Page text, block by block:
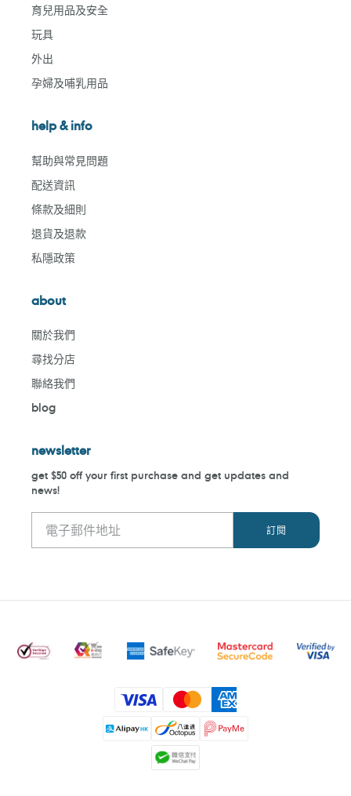
育兒用品及安全
玩具
外出
孕婦及哺乳用品
help & info
幫助與常見問題
配送資訊
條款及細則
退貨及退款
私隱政策
about
關於我們
尋找分店
聯絡我們
blog
newsletter
get $50 off your first purchase and get updates and
news!
付
款
方
式